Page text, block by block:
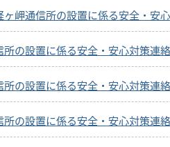
ヶ岬通信所の設置に係る安全・安
の設置に係る安全・安心対策連
の設置に係る安全・安心対策連
の設置に係る安全・安心対策連